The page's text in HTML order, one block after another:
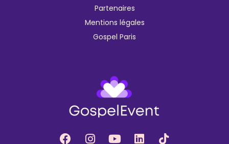
Partenaires
Mentions légales
Gospel Paris
F I Y L T